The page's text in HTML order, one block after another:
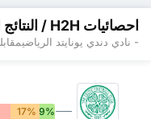
احصائيات H2H / النتائج السابقة
- نادي دندي يونايتد
9%
17%